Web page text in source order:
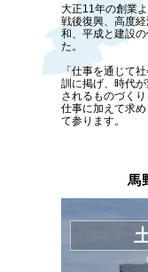
大正11年の創業
戦後復興、高度
和、平成と建設
た。
「仕事を通じて
訓に掲げ、時代
されるものづく
仕事に加えて求
て参ります。
馬